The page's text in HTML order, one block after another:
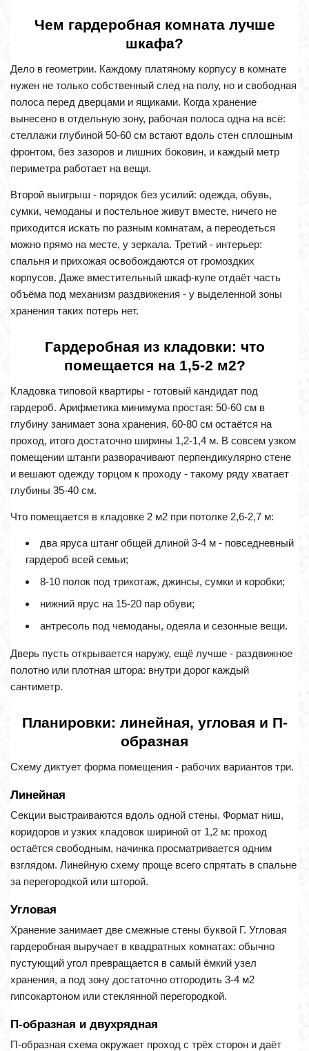
Чем гардеробная комната лучше
шкафа?
Дело в геометрии. Каждому платяному корпусу в комнате
нужен не только собственный след на полу, но и свободная
полоса перед дверцами и ящиками. Когда хранение
вынесено в отдельную зону, рабочая полоса одна на всё:
стеллажи глубиной 50-60 см встают вдоль стен сплошным
фронтом, без зазоров и лишних боковин, и каждый метр
периметра работает на вещи.
Второй выигрыш - порядок без усилий: одежда, обувь,
сумки, чемоданы и постельное живут вместе, ничего не
приходится искать по разным комнатам, а переодеться
можно прямо на месте, у зеркала. Третий - интерьер:
спальня и прихожая освобождаются от громоздких
корпусов. Даже вместительный шкаф-купе отдаёт часть
объёма под механизм раздвижения - у выделенной зоны
хранения таких потерь нет.
Гардеробная из кладовки: что
помещается на 1,5-2 м2?
Кладовка типовой квартиры - готовый кандидат под
гардероб. Арифметика минимума простая: 50-60 см в
глубину занимает зона хранения, 60-80 см остаётся на
проход, итого достаточно ширины 1,2-1,4 м. В совсем узком
помещении штанги разворачивают перпендикулярно стене
и вешают одежду торцом к проходу - такому ряду хватает
глубины 35-40 см.
Что помещается в кладовке 2 м2 при потолке 2,6-2,7 м:
два яруса штанг общей длиной 3-4 м - повседневный
гардероб всей семьи;
8-10 полок под трикотаж, джинсы, сумки и коробки;
нижний ярус на 15-20 пар обуви;
антресоль под чемоданы, одеяла и сезонные вещи.
Дверь пусть открывается наружу, ещё лучше - раздвижное
полотно или плотная штора: внутри дорог каждый
сантиметр.
Планировки: линейная, угловая и П-
образная
Схему диктует форма помещения - рабочих вариантов три.
Линейная
Секции выстраиваются вдоль одной стены. Формат ниш,
коридоров и узких кладовок шириной от 1,2 м: проход
остаётся свободным, начинка просматривается одним
взглядом. Линейную схему проще всего спрятать в спальне
за перегородкой или шторой.
Угловая
Хранение занимает две смежные стены буквой Г. Угловая
гардеробная выручает в квадратных комнатах: обычно
пустующий угол превращается в самый ёмкий узел
хранения, а под зону достаточно отгородить 3-4 м2
гипсокартоном или стеклянной перегородкой.
П-образная и двухрядная
П-образная схема окружает проход с трёх сторон и даёт